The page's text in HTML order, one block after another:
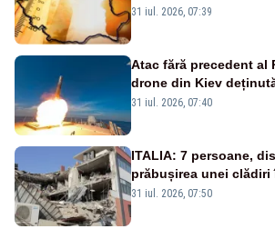
de grade, iar nopțile
31 iul. 2026, 07:39
Atac fără precedent al
drone din Kiev
americană, distrusă de
31 iul. 2026, 07:40
ITALIA: 7 persoane,
prăbușirea unei clădiri
31 iul. 2026, 07:50